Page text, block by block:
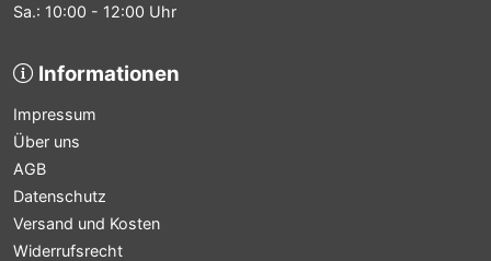
Sa.: 10:00 - 12:00 Uhr
Informationen
Impressum
Über uns
AGB
Datenschutz
Versand und Kosten
Widerrufsrecht